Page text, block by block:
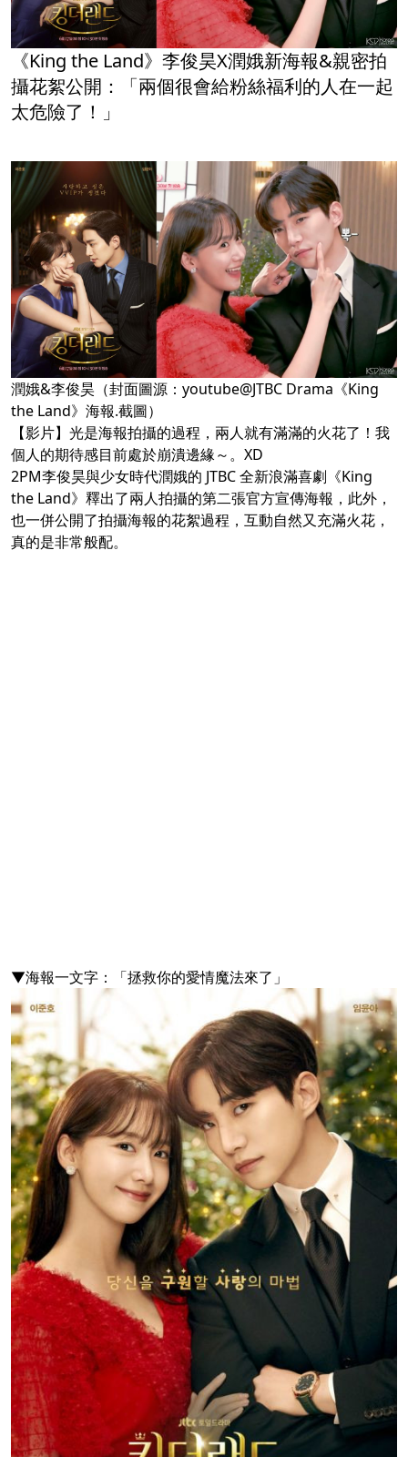
《King the Land》李俊昊X潤娥新海報&親密拍
攝花絮公開：「兩個很會給粉絲福利的人在一起
太危險了！」
潤娥&李俊昊（封面圖源：youtube@JTBC Drama《King
the Land》海報.截圖）
【影片】光是海報拍攝的過程，兩人就有滿滿的火花了！我
個人的期待感目前處於崩潰邊緣～。XD
2PM李俊昊與少女時代潤娥的 JTBC 全新浪滿喜劇《King
the Land》釋出了兩人拍攝的第二張官方宣傳海報，此外，
也一併公開了拍攝海報的花絮過程，互動自然又充滿火花，
真的是非常般配。
▼海報一文字：「拯救你的愛情魔法來了」